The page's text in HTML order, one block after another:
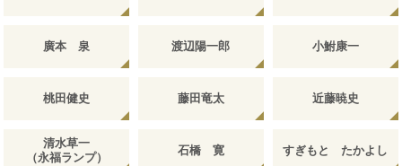
廣本 泉 渡辺陽一郎 小鮒康一
桃田健史 藤田竜太 近藤暁史
清水草一
（永福ランプ）
石橋 寛 すぎもと たかよし